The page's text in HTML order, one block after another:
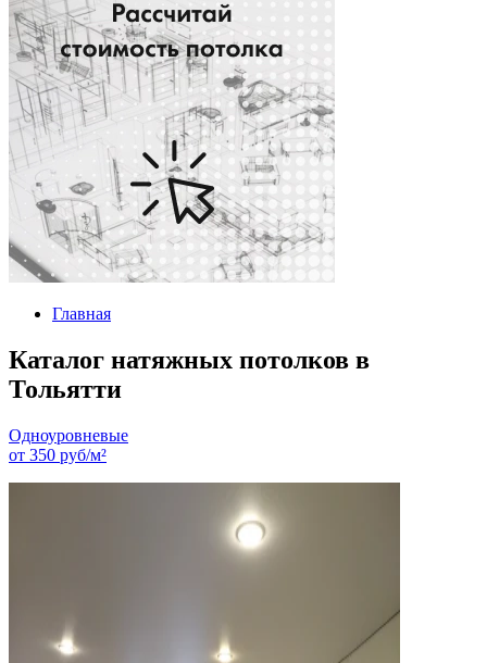
Главная
Каталог натяжных потолков в
Тольятти
Одноуровневые
от 350 руб/м²